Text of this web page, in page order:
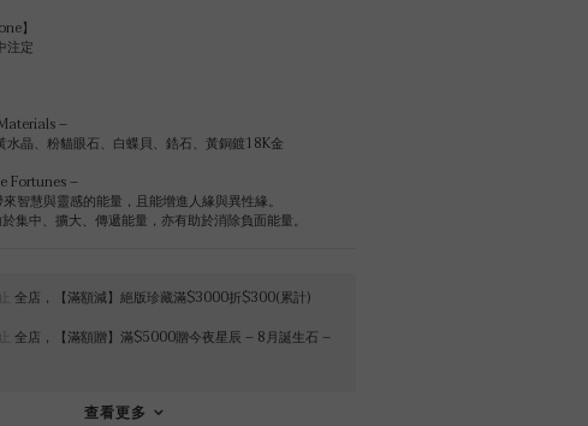
】
注定
–
水晶、粉貓眼石、白蝶貝、鋯石、黃銅鍍18K金
Fortunes –
智慧與靈感的能量，且能增進人緣與異性緣。
集中、擴大、傳遞能量，亦有助於消除負面能量。
全店，【滿額減】絕版珍藏滿$3000折$300(累計)
全店，【滿額贈】滿$5000贈今夜星辰 – 8月誕生石 –
查看更多